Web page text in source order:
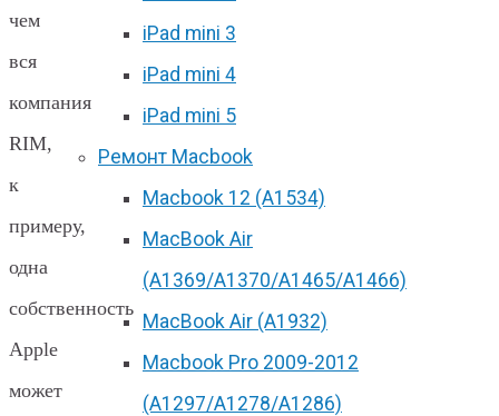
iPad mini 3
iPad mini 4
iPad mini 5
Ремонт Macbook
Macbook 12 (А1534)
MacBook Air
(A1369/A1370/A1465/A1466)
MacBook Air (A1932)
Macbook Pro 2009-2012
(A1297/A1278/A1286)
чем
вся
компания
RIM,
к
примеру,
одна
собственность
Apple
может